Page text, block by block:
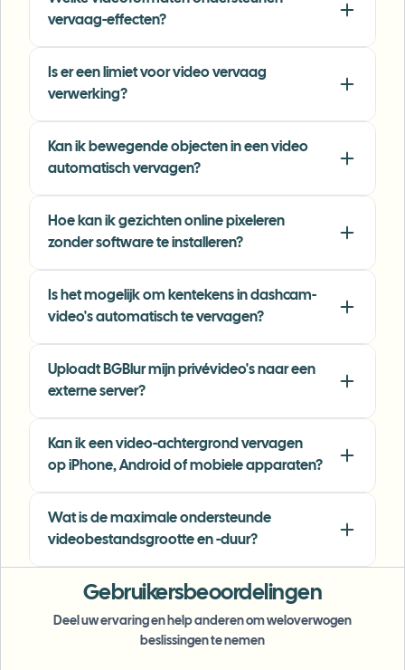
SJ
Content Creator
"Perfect for short-form content — selective
blur and automatic license-plate hiding
manual editing."
Emma Rodriguez
"I've used many blur filters, but the adaptive
face and plate blur here are the most natural-
looking — great for client deliverables where
privacy matters."
Freelance Video Editor•Independent
anonymization for on-the-go product demos.
It's fast, consistent, and saves legal review
time."
MC
Marketing Director•TechStart Inc.
vervaag-effecten?
Is er een limiet voor video vervaag
verwerking?
Kan ik bewegende objecten in een video
automatisch vervagen?
Hoe kan ik gezichten online pixeleren
zonder software te installeren?
Is het mogelijk om kentekens in dashcam-
video's automatisch te vervagen?
Uploadt BGBlur mijn privévideo's naar een
externe server?
Kan ik een video-achtergrond vervagen
op iPhone, Android of mobiele apparaten?
Wat is de maximale ondersteunde
videobestandsgrootte en -duur?
Gebruikersbeoordelingen
Deel uw ervaring en help anderen om weloverwogen
beslissingen te nemen